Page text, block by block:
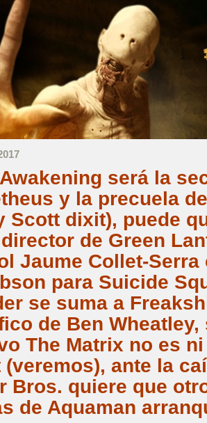
será la
y la precuela
Scott dixit), puede
de Green
Jaume Collet-
para Suicide
se suma a
de Ben Wheatley,
The Matrix no es
(veremos), ante la
Bros. quiere que
de Aquaman